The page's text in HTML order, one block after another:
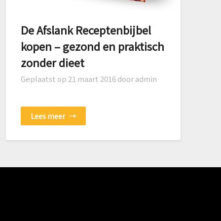
De Afslank Receptenbijbel
kopen – gezond en praktisch
zonder dieet
Geplaatst op 21 maart 2016door admin
Lees meer →